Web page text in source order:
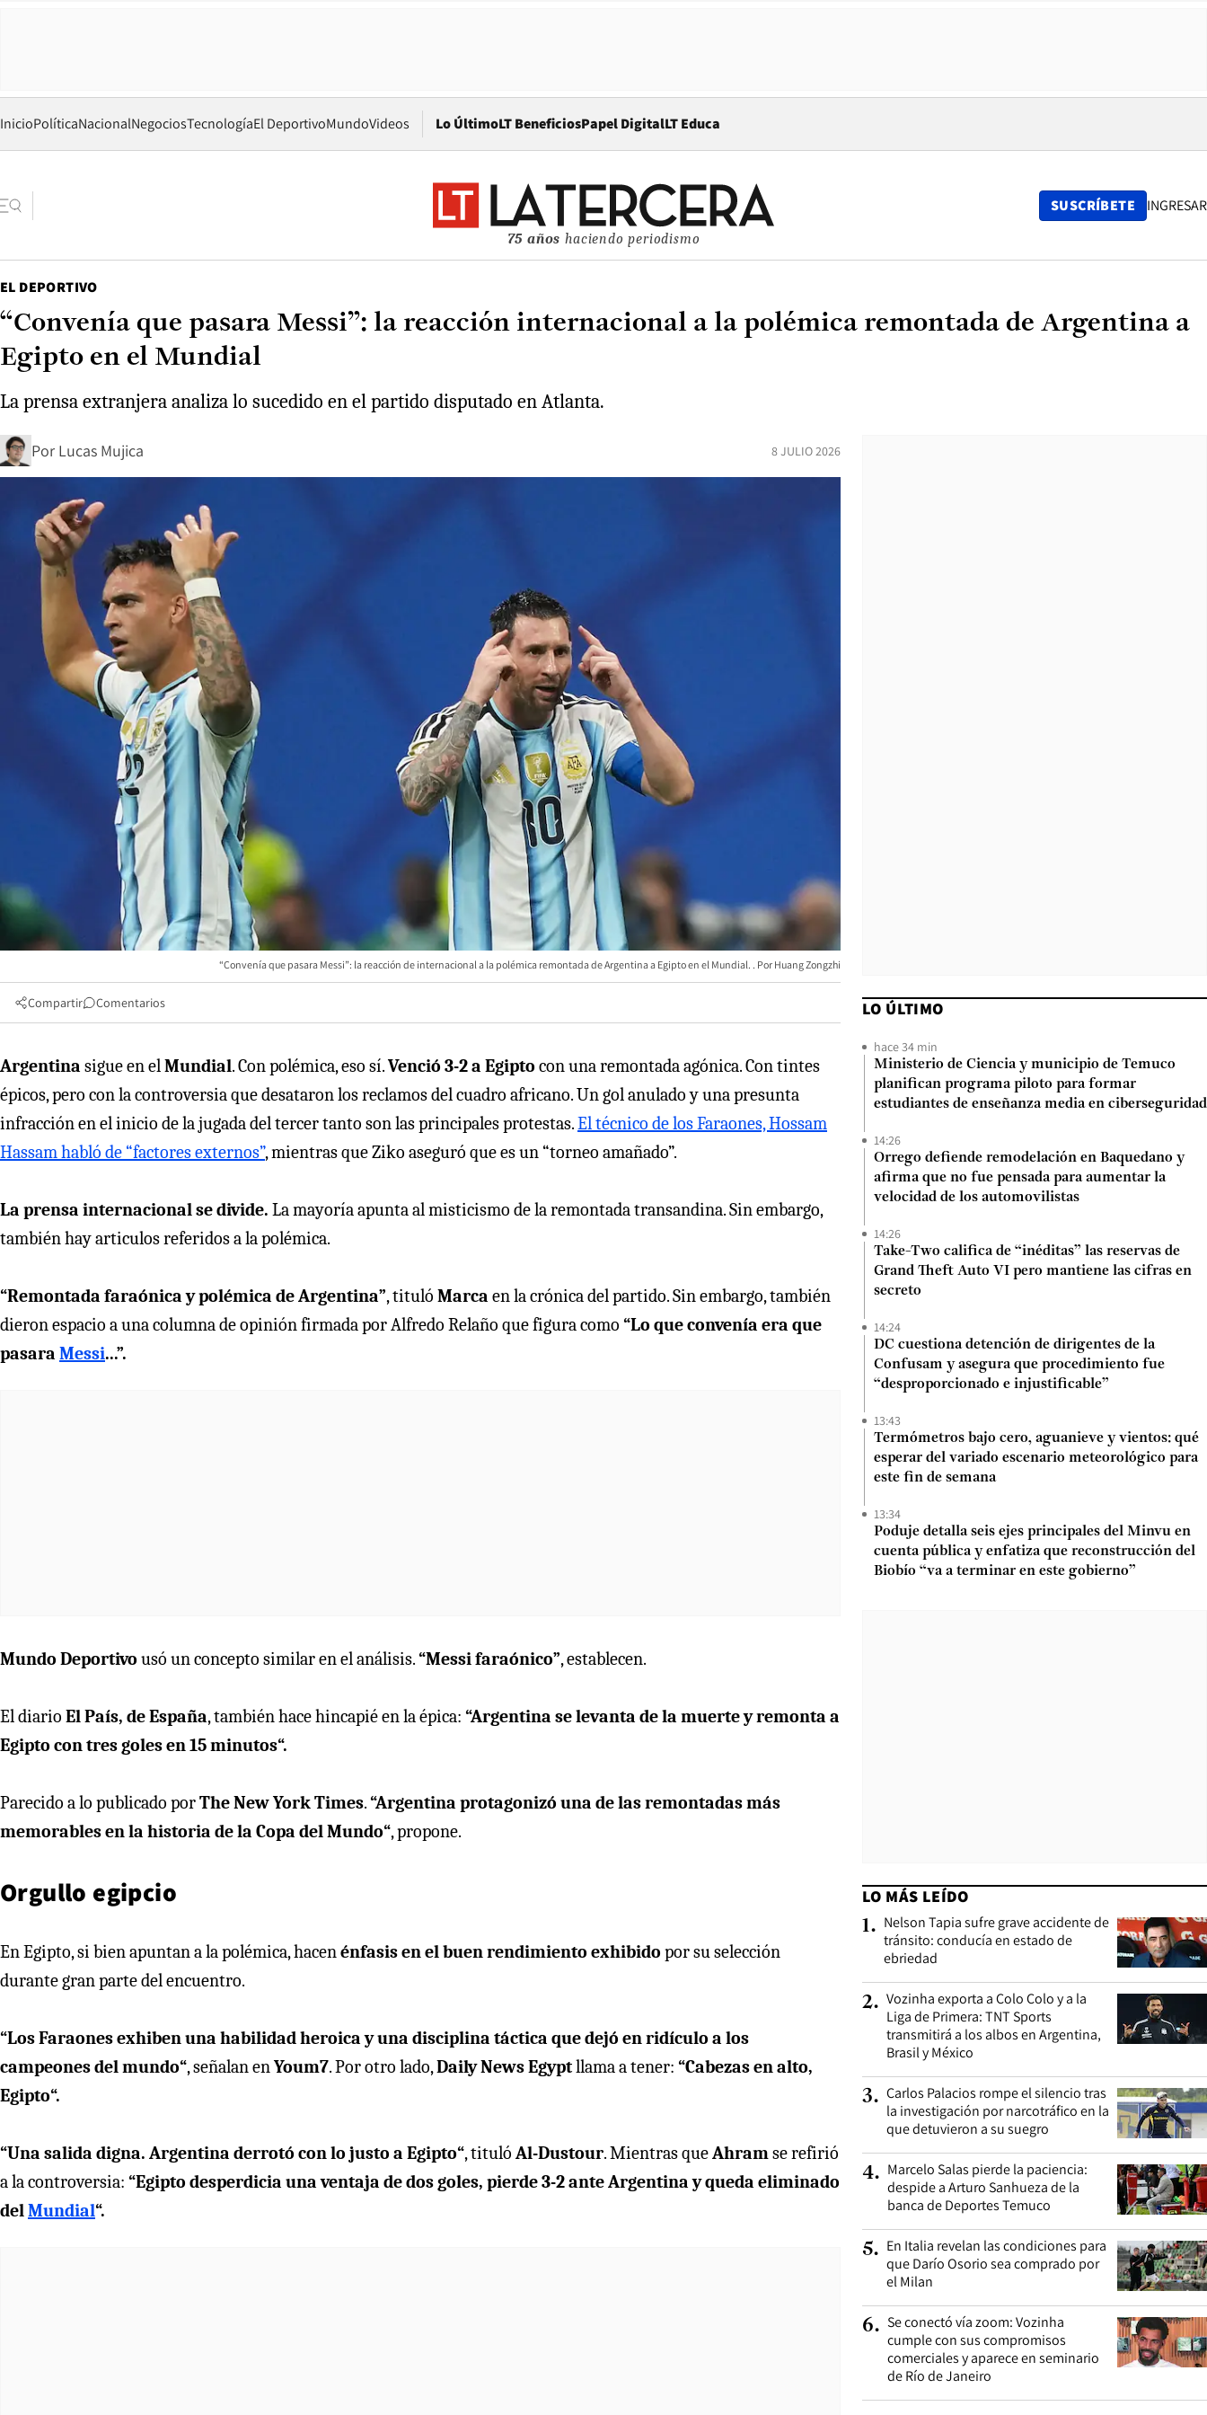
InicioPolíticaNacionalNegociosTecnologíaEl DeportivoMundoVideos Lo ÚltimoLT BeneficiosPapel DigitalOpens in new window
LT Educa
75 años haciendo periodismo
SUSCRÍBETE INGRESAR
EL DEPORTIVO
“Convenía que pasara Messi”: la reacción internacional a la polémica remontada de Argentina a
Egipto en el Mundial
La prensa extranjera analiza lo sucedido en el partido disputado en Atlanta.
Por Lucas Mujica 8 JULIO 2026
“Convenía que pasara Messi”: la reacción de internacional a la polémica remontada de Argentina a Egipto en el Mundial. Huang Zongzhi
Compartir Comentarios
Argentina sigue en elMundial. Con polémica, eso sí.Venció 3-2 a Egipto con una remontada agónica. Con tintes
épicos, pero con la controversia que desataron los reclamos del cuadro africano. Un gol anulado y una presunta
infracción en el inicio de la jugada del tercer tanto son las principales protestas.El técnico de los Faraones, Hossam
Hassam habló de “factores externos”, mientras que Ziko aseguró que es un “torneo amañado”.
La prensa internacional se divide. La mayoría apunta al misticismo de la remontada transandina. Sin embargo,
también hay articulos referidos a la polémica.
“Remontada faraónica y polémica de Argentina”, tituló Marca en la crónica del partido. Sin embargo, también
dieron espacio a una columna de opinión firmada por Alfredo Relaño que figura como “Lo que convenía era que
pasara Messi...”.
Mundo Deportivo usó un concepto similar en el análisis.“Messi faraónico”, establecen.
El diario El País, de España, también hace hincapié en la épica: “Argentina se levanta de la muerte y remonta a
Egipto con tres goles en 15 minutos“.
Parecido a lo publicado porThe New York Times.“Argentina protagonizó una de las remontadas más
memorables en la historia de la Copa del Mundo“, propone.
Orgullo egipcio
En Egipto, si bien apuntan a la polémica, hacenénfasis en el buen rendimiento exhibido por su selección
durante gran parte del encuentro.
“Los Faraones exhiben una habilidad heroica y una disciplina táctica que dejó en ridículo a los
campeones del mundo“, señalan enYoum7. Por otro lado,Daily News Egyptllama a tener: “Cabezas en alto,
Egipto“.
“Una salida digna. Argentina derrotó con lo justo a Egipto“, tituló Al-Dustour. Mientras queAhramse refirió
a la controversia: “Egipto desperdicia una ventaja de dos goles, pierde 3-2 ante Argentina y queda eliminado
delMundial“.
LO ÚLTIMO
hace 34 min
Ministerio de Ciencia y municipio de Temuco
planifican programa piloto para formar
estudiantes de enseñanza media en ciberseguridad
14:26
Orrego defiende remodelación en Baquedano y
afirma que no fue pensada para aumentar la
velocidad de los automovilistas
14:26
Take-Two califica de “inéditas” las reservas de
Grand Theft Auto VI pero mantiene las cifras en
secreto
14:24
DC cuestiona detención de dirigentes de la
Confusam y asegura que procedimiento fue
“desproporcionado e injustificable”
13:43
Termómetros bajo cero, aguanieve y vientos: qué
esperar del variado escenario meteorológico para
este fin de semana
13:34
Poduje detalla seis ejes principales del Minvu en
cuenta pública y enfatiza que reconstrucción del
Biobío “va a terminar en este gobierno”
LO MÁS LEÍDO
1. Nelson Tapia sufre grave accidente de
tránsito: conducía en estado de
ebriedad
2. Vozinha exporta a Colo Colo y a la
Liga de Primera: TNT Sports
transmitirá a los albos en Argentina,
Brasil y México
3. Carlos Palacios rompe el silencio tras
la investigación por narcotráfico en la
que detuvieron a su suegro
4. Marcelo Salas pierde la paciencia:
despide a Arturo Sanhueza de la
banca de Deportes Temuco
5. En Italia revelan las condiciones para
que Darío Osorio sea comprado por
el Milan
6. Se conectó vía zoom: Vozinha
cumple con sus compromisos
comerciales y aparece en seminario
de Río de Janeiro